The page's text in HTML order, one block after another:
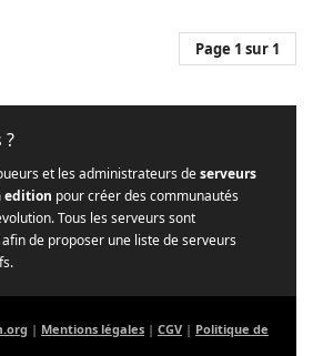
Page 1 sur 1
?
et les administrateurs deserveurs
edition pour créer des communautés
Tous les serveurs sont
de proposer une liste de serveurs
| Mentions légales | CGV | Politique de